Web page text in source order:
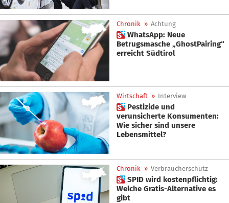
Chronik » Achtung
 WhatsApp: Neue
Betrugsmasche „GhostPairing“
erreicht Südtirol
Wirtschaft » Interview
 Pestizide und
verunsicherte Konsumenten:
Wie sicher sind unsere
Lebensmittel?
Chronik » Verbraucherschutz
 SPID wird kostenpflichtig:
Welche Gratis-Alternative es
gibt